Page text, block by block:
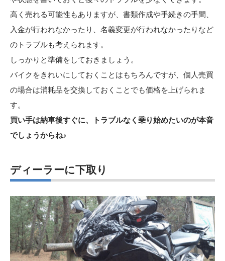
高く売れる可能性もありますが、書類作成や手続きの手間、
入金が行われなかったり、名義変更が行われなかったりなど
のトラブルも考えられます。
しっかりと準備をしておきましょう。
バイクをきれいにしておくことはもちろんですが、個人売買
の場合は消耗品を交換しておくことでも価格を上げられま
す。
買い手は納車後すぐに、トラブルなく乗り始めたいのが本音
でしょうからね♪
ディーラーに下取り